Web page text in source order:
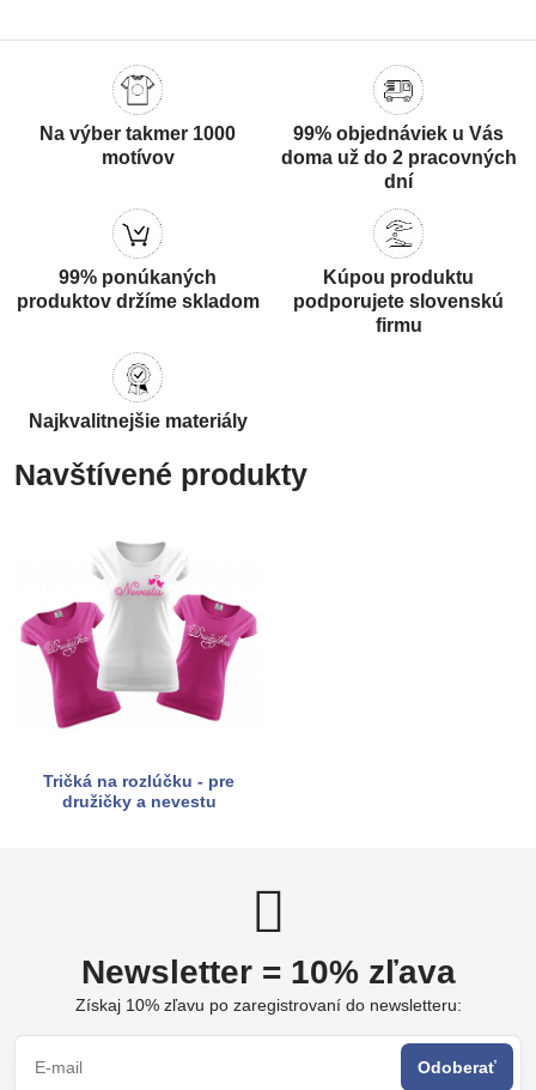
Na výber takmer 1000
motívov
99% objednáviek u Vás
doma už do 2 pracovných
dní
99% ponúkaných
produktov držíme skladom
Kúpou produktu
podporujete slovenskú
firmu
Najkvalitnejšie materiály
Navštívené produkty
Tričká na rozlúčku - pre
družičky a nevestu
Newsletter = 10% zľava
Získaj 10% zľavu po zaregistrovaní do newsletteru:
Odoberať